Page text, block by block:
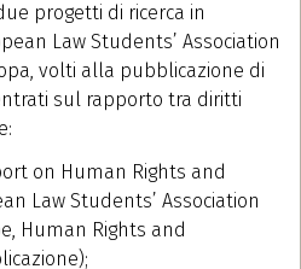
progetti di ricerca in
Law Students’ Association
volti alla pubblicazione di
sul rapporto tra diritti
on Human Rights and
Law Students’ Association
Human Rights and